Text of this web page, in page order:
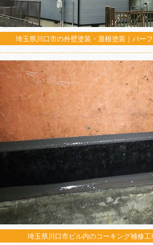
埼玉県川口市の外壁塗装・屋根塗装｜パー
埼玉県川口市ビル内のコーキング補修工